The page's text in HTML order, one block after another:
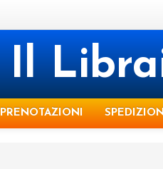
Il
PRENOTAZIONI